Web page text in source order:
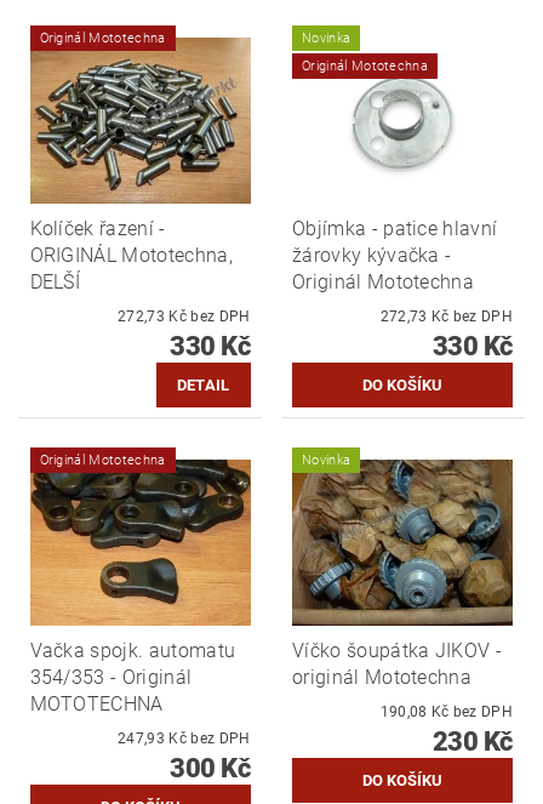
Originál Mototechna
Kolíček řazení -
ORIGINÁL Mototechna,
DELŠÍ
272,73 Kč bez DPH
330 Kč
DETAIL
Novinka
Originál Mototechna
Objímka - patice hlavní
žárovky kývačka -
Originál Mototechna
272,73 Kč bez DPH
330 Kč
Originál Mototechna
Vačka spojk. automatu
354/353 - Originál
MOTOTECHNA
247,93 Kč bez DPH
300 Kč
Novinka
Víčko šoupátka JIKOV -
originál Mototechna
190,08 Kč bez DPH
230 Kč